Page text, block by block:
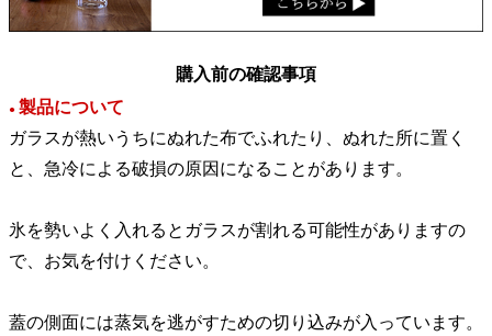
購入前の確認事項
● 製品について
ガラスが熱いうちにぬれた布でふれたり、ぬれた所に置く
と、急冷による破損の原因になることがあります。
氷を勢いよく入れるとガラスが割れる可能性がありますの
で、お気を付けください。
蓋の側面には蒸気を逃がすための切り込みが入っています。